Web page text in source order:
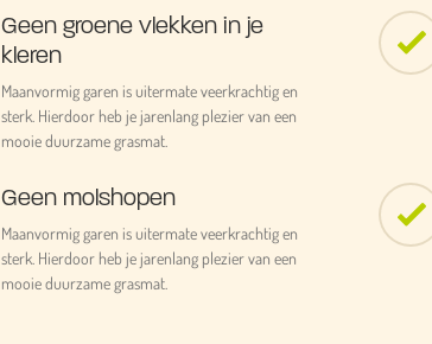
Geen groene vlekken in je
kleren
Maanvormig garen is uitermate veerkrachtig en
sterk. Hierdoor heb je jarenlang plezier van een
mooie duurzame grasmat.
Geen molshopen
Maanvormig garen is uitermate veerkrachtig en
sterk. Hierdoor heb je jarenlang plezier van een
mooie duurzame grasmat.